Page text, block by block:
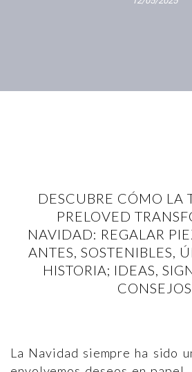
DESCUBRE CÓMO LA
PRELOVED
NAVIDAD: REGALAR
ANTES, SOSTENIBLES,
HISTORIA; IDEAS,
CONSEJOS
La Navidad siempre ha sido